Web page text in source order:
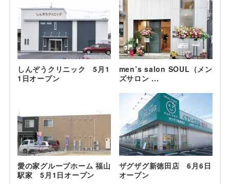
しんぞうクリニック 5月1
1日オープン
men’s salon SOUL（メン
ズサロン ...
愛の家グループホーム 福山
駅家 5月1日オープン
ザグザグ新徳田店 6月6日
オープン